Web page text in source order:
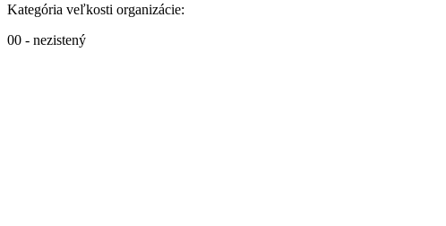
Kategória veľkosti organizácie:
00 - nezistený